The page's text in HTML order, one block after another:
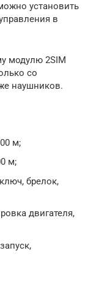
установить
в
модулю 2SIM
со
наушников.
м;
м;
брелок,
двигателя,